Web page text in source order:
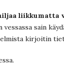
liikkumatta
vessassa sain
kirjoitin